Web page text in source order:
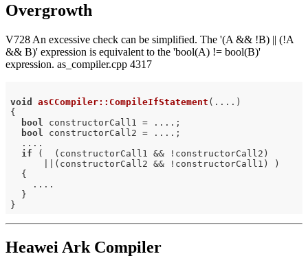
Overgrowth
V728 An excessive check can be simplified. The '(A && !B) || (!A
&& B)' expression is equivalent to the 'bool(A) != bool(B)'
expression. as_compiler.cpp 4317
void asCCompiler::CompileIfStatement (....)
{
bool
constructorCall1 = ....;
bool
constructorCall2 = ....;
  ....
if (  (constructorCall1 && !constructorCall2)
      ||(constructorCall2 && !constructorCall1) )
  {
    ....
  }
Heawei Ark Compiler